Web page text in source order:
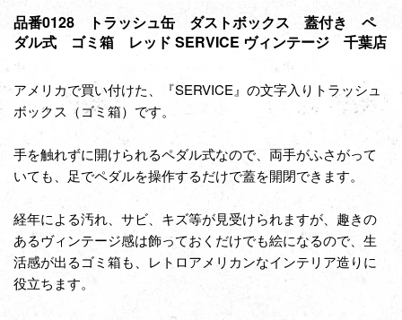
品番0128 トラッシュ缶 ダストボックス 蓋付き ペ
ダル式 ゴミ箱 レッド SERVICE ヴィンテージ 千葉店
アメリカで買い付けた、『SERVICE』の文字入りトラッシュ
ボックス（ゴミ箱）です。
手を触れずに開けられるペダル式なので、両手がふさがって
いても、足でペダルを操作するだけで蓋を開閉できます。
経年による汚れ、サビ、キズ等が見受けられますが、 趣きの
あるヴィンテージ感は飾っておくだけでも絵になるので、生
活感が出るゴミ箱も、レトロアメリカンなインテリア造りに
役立ちます。